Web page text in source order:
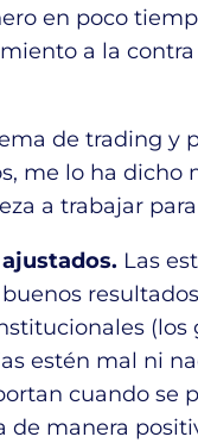
en poco
a la
de trading y
me lo ha dicho
a trabajar
Las
(los
estén mal ni
cuando se
manera